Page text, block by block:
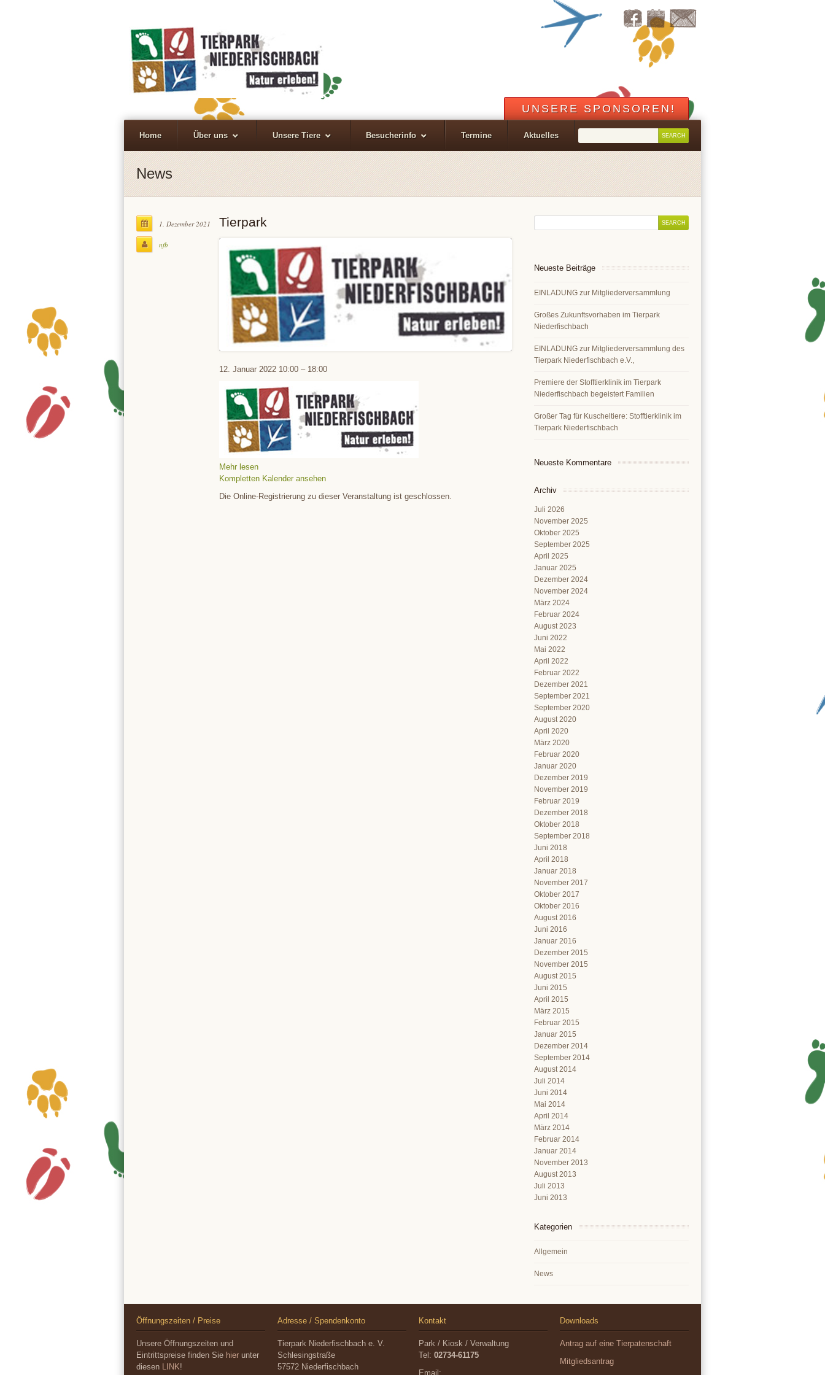
UNSERE SPONSOREN!
Home Über uns Unsere Tiere Besucherinfo Termine Aktuelles
News
1. Dezember 2021
nfb
Tierpark
Tierpark
12. Januar 2022 10:00 – 18:00
Mehr lesen
Kompletten Kalender ansehen
Die Online-Registrierung zu dieser Veranstaltung ist geschlossen.
Neueste Beiträge
EINLADUNG zur Mitgliederversammlung
Großes Zukunftsvorhaben im Tierpark
Niederfischbach
EINLADUNG zur Mitgliederversammlung des
Tierpark Niederfischbach e.V.,
Premiere der Stofftierklinik im Tierpark
Niederfischbach begeistert Familien
Großer Tag für Kuscheltiere: Stofftierklinik im
Tierpark Niederfischbach
Neueste Kommentare
Archiv
Juli 2026
November 2025
Oktober 2025
September 2025
April 2025
Januar 2025
Dezember 2024
November 2024
März 2024
Februar 2024
August 2023
Juni 2022
Mai 2022
April 2022
Februar 2022
Dezember 2021
September 2021
September 2020
August 2020
April 2020
März 2020
Februar 2020
Januar 2020
Dezember 2019
November 2019
Februar 2019
Dezember 2018
Oktober 2018
September 2018
Juni 2018
April 2018
Januar 2018
November 2017
Oktober 2017
Oktober 2016
August 2016
Juni 2016
Januar 2016
Dezember 2015
November 2015
August 2015
Juni 2015
April 2015
März 2015
Februar 2015
Januar 2015
Dezember 2014
September 2014
August 2014
Juli 2014
Juni 2014
Mai 2014
April 2014
März 2014
Februar 2014
Januar 2014
November 2013
August 2013
Juli 2013
Juni 2013
Kategorien
Allgemein
News
Öffnungszeiten / Preise
Unsere Öffnungszeiten und
Eintrittspreise finden Sie hier unter
diesen LINK!
Adresse / Spendenkonto
Tierpark Niederfischbach e. V.
Schlesingstraße
57572 Niederfischbach
Kontakt
Park / Kiosk / Verwaltung
Tel: 02734-61175
Email:
Downloads
Antrag auf eine Tierpatenschaft
Mitgliedsantrag